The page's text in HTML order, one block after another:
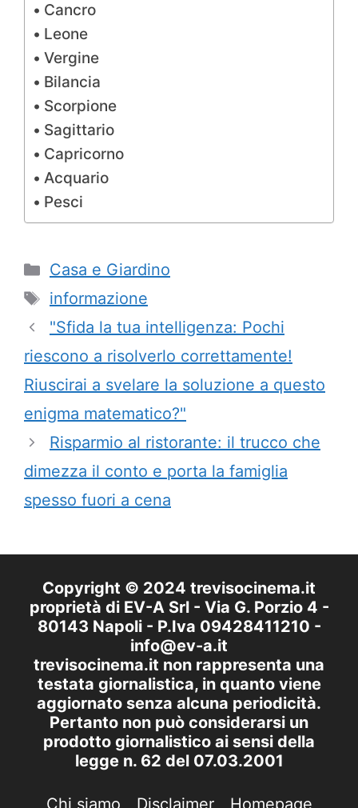
Cancro
Leone
Vergine
Bilancia
Scorpione
Sagittario
Capricorno
Acquario
Pesci
Categorie
Casa e Giardino
Tag
informazione
"Sfida la tua intelligenza: Pochi
riescono a risolverlo correttamente!
Riuscirai a svelare la soluzione a questo
enigma matematico?"
Risparmio al ristorante: il trucco che
dimezza il conto e porta la famiglia
spesso fuori a cena
Copyright © 2024 trevisocinema.it
proprietà di EV-A Srl - Via G. Porzio 4 -
80143 Napoli - P.Iva 09428411210 -
info@ev-a.it
trevisocinema.it non rappresenta una
testata giornalistica, in quanto viene
aggiornato senza alcuna periodicità.
Pertanto non può considerarsi un
prodotto giornalistico ai sensi della
legge n. 62 del 07.03.2001
Chi siamo Disclaimer Homepage